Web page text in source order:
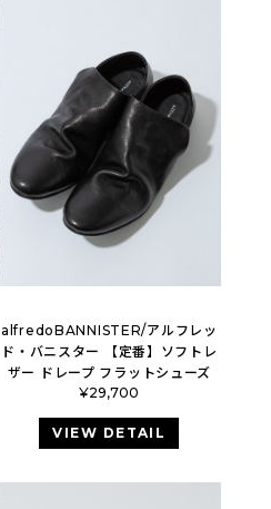
alfredoBANNISTER/アルフレッ
ド・バニスター 【定番】ソフトレ
ザー ドレープ フラットシューズ
¥29,700
VIEW DETAIL